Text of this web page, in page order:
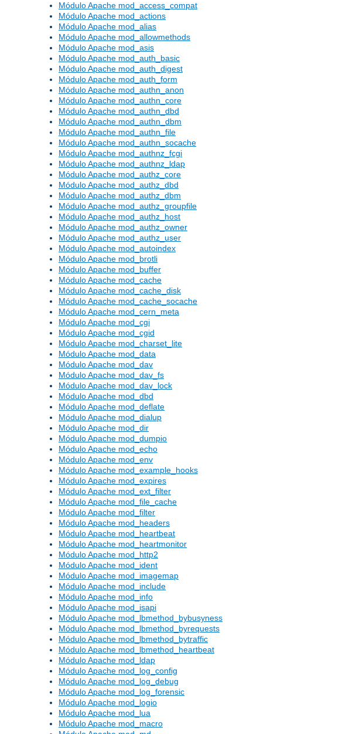
Módulo Apache mod_access_compat
Módulo Apache mod_actions
Módulo Apache mod_alias
Módulo Apache mod_allowmethods
Módulo Apache mod_asis
Módulo Apache mod_auth_basic
Módulo Apache mod_auth_digest
Módulo Apache mod_auth_form
Módulo Apache mod_authn_anon
Módulo Apache mod_authn_core
Módulo Apache mod_authn_dbd
Módulo Apache mod_authn_dbm
Módulo Apache mod_authn_file
Módulo Apache mod_authn_socache
Módulo Apache mod_authnz_fcgi
Módulo Apache mod_authnz_ldap
Módulo Apache mod_authz_core
Módulo Apache mod_authz_dbd
Módulo Apache mod_authz_dbm
Módulo Apache mod_authz_groupfile
Módulo Apache mod_authz_host
Módulo Apache mod_authz_owner
Módulo Apache mod_authz_user
Módulo Apache mod_autoindex
Módulo Apache mod_brotli
Módulo Apache mod_buffer
Módulo Apache mod_cache
Módulo Apache mod_cache_disk
Módulo Apache mod_cache_socache
Módulo Apache mod_cern_meta
Módulo Apache mod_cgi
Módulo Apache mod_cgid
Módulo Apache mod_charset_lite
Módulo Apache mod_data
Módulo Apache mod_dav
Módulo Apache mod_dav_fs
Módulo Apache mod_dav_lock
Módulo Apache mod_dbd
Módulo Apache mod_deflate
Módulo Apache mod_dialup
Módulo Apache mod_dir
Módulo Apache mod_dumpio
Módulo Apache mod_echo
Módulo Apache mod_env
Módulo Apache mod_example_hooks
Módulo Apache mod_expires
Módulo Apache mod_ext_filter
Módulo Apache mod_file_cache
Módulo Apache mod_filter
Módulo Apache mod_headers
Módulo Apache mod_heartbeat
Módulo Apache mod_heartmonitor
Módulo Apache mod_http2
Módulo Apache mod_ident
Módulo Apache mod_imagemap
Módulo Apache mod_include
Módulo Apache mod_info
Módulo Apache mod_isapi
Módulo Apache mod_lbmethod_bybusyness
Módulo Apache mod_lbmethod_byrequests
Módulo Apache mod_lbmethod_bytraffic
Módulo Apache mod_lbmethod_heartbeat
Módulo Apache mod_ldap
Módulo Apache mod_log_config
Módulo Apache mod_log_debug
Módulo Apache mod_log_forensic
Módulo Apache mod_logio
Módulo Apache mod_lua
Módulo Apache mod_macro